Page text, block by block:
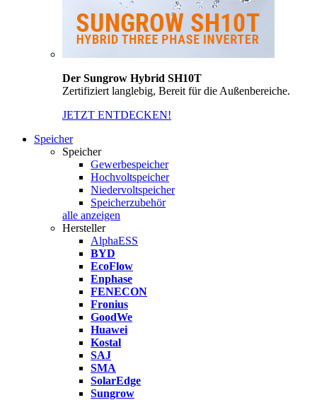
Der Sungrow Hybrid SH10T
Zertifiziert langlebig, Bereit für die Außenbereiche.
JETZT ENTDECKEN!
Speicher
Speicher
Gewerbespeicher
Hochvoltspeicher
Niedervoltspeicher
Speicherzubehör
alle anzeigen
Hersteller
AlphaESS
BYD
EcoFlow
Enphase
FENECON
Fronius
GoodWe
Huawei
Kostal
SAJ
SMA
SolarEdge
Sungrow